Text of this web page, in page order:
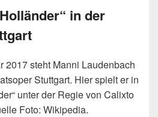
in der
2017 steht Manni Laudenbach
Stuttgart. Hier spielt er in
unter der Regie von Calixto
Foto: Wikipedia.